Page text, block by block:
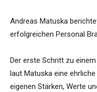
Andreas Matuska
erfolgreichen Personal
Der erste Schritt zu
laut Matuska eine
eigenen Stärken, Werte